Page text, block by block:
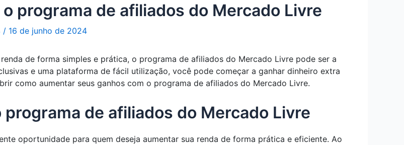
programa de afiliados do Mercado Livre
/ 16 de junho de 2024
de forma simples e prática, o programa de afiliados do Mercado Livre pode ser a
e uma plataforma de fácil utilização, você pode começar a ganhar dinheiro extra
como aumentar seus ganhos com o programa de afiliados do Mercado Livre.
de afiliados do Mercado Livre
oportunidade para quem deseja aumentar sua renda de forma prática e eficiente. Ao